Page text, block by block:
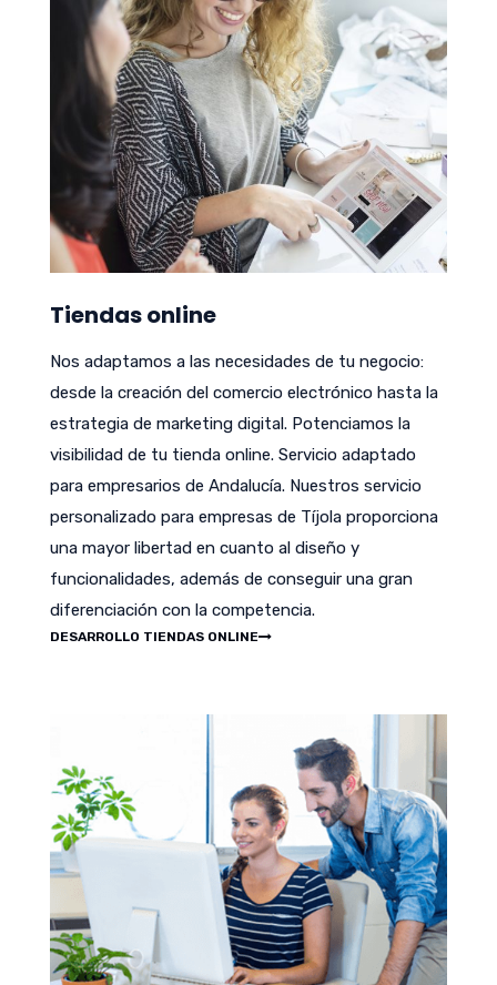
Tiendas online
Nos adaptamos a las necesidades de tu negocio:
desde la creación del comercio electrónico hasta la
estrategia de marketing digital. Potenciamos la
visibilidad de tu tienda online. Servicio adaptado
para empresarios de Andalucía. Nuestros servicio
personalizado para empresas de Tíjola proporciona
una mayor libertad en cuanto al diseño y
funcionalidades, además de conseguir una gran
diferenciación con la competencia.
DESARROLLO TIENDAS ONLINE